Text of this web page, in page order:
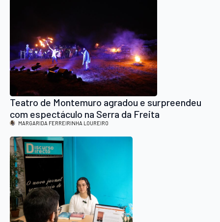
Teatro de Montemuro agradou e surpreendeu
com espectáculo na Serra da Freita
MARGARIDA FERREIRINHA LOUREIRO